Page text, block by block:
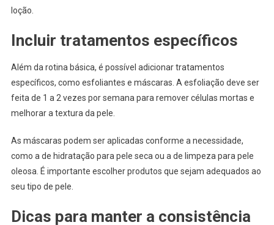
loção.
Incluir tratamentos específicos
Além da rotina básica, é possível adicionar tratamentos
específicos, como esfoliantes e máscaras. A esfoliação deve ser
feita de 1 a 2 vezes por semana para remover células mortas e
melhorar a textura da pele.
As máscaras podem ser aplicadas conforme a necessidade,
como a de hidratação para pele seca ou a de limpeza para pele
oleosa. É importante escolher produtos que sejam adequados ao
seu tipo de pele.
Dicas para manter a consistência